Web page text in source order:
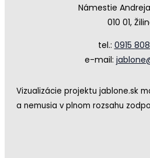
Námestie
010 01,
tel.: 0915 808
e-mail:
Vizualizácie projektu jablone.sk
a nemusia v plnom rozsahu